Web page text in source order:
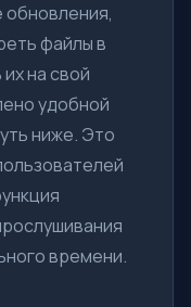
файлы в
на свой
удобной
ниже. Это
времени.